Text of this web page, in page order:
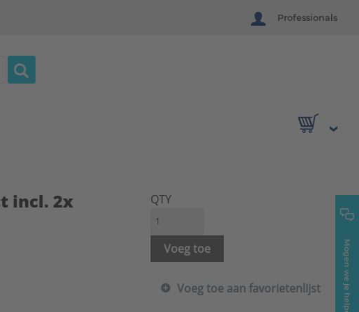
Professionals
Mogen we je helpen?
incl. 2x
QTY
Voeg toe
Voeg toe aan favorietenlijst